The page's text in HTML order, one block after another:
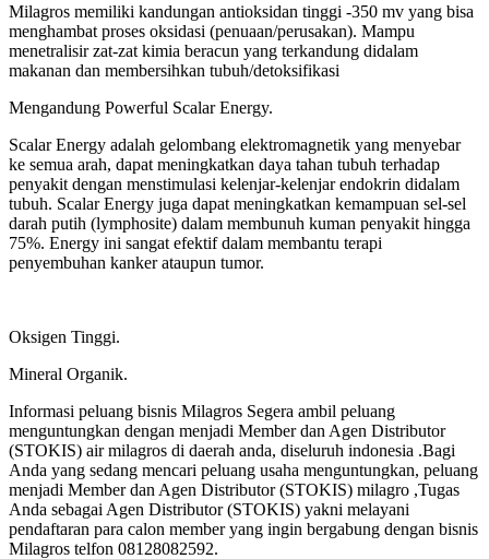
Milagros memiliki kandungan antioksidan tinggi -350 mv yang bisa
menghambat proses oksidasi (penuaan/perusakan). Mampu
menetralisir zat-zat kimia beracun yang terkandung didalam
makanan dan membersihkan tubuh/detoksifikasi
Mengandung Powerful Scalar Energy.
Scalar Energy adalah gelombang elektromagnetik yang menyebar
ke semua arah, dapat meningkatkan daya tahan tubuh terhadap
penyakit dengan menstimulasi kelenjar-kelenjar endokrin didalam
tubuh. Scalar Energy juga dapat meningkatkan kemampuan sel-sel
darah putih (lymphosite) dalam membunuh kuman penyakit hingga
75%. Energy ini sangat efektif dalam membantu terapi
penyembuhan kanker ataupun tumor.
Oksigen Tinggi.
Mineral Organik.
Informasi peluang bisnis Milagros Segera ambil peluang
menguntungkan dengan menjadi Member dan Agen Distributor
(STOKIS) air milagros di daerah anda, diseluruh indonesia .Bagi
Anda yang sedang mencari peluang usaha menguntungkan, peluang
menjadi Member dan Agen Distributor (STOKIS) milagro ,Tugas
Anda sebagai Agen Distributor (STOKIS) yakni melayani
pendaftaran para calon member yang ingin bergabung dengan bisnis
Milagros telfon 08128082592.